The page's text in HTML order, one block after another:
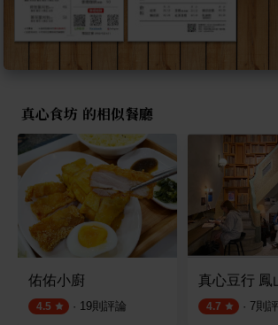
真心食坊 的相似餐廳
佑佑小廚
4.5 · 19則評論
真心豆行 鳳
4.7 · 7則